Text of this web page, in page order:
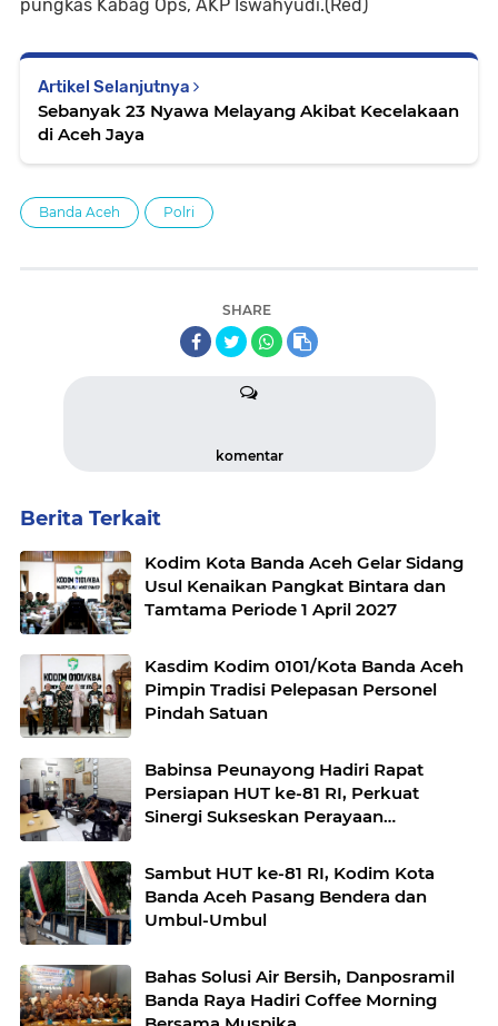
pungkas Kabag Ops, AKP Iswahyudi.(Red)
Artikel Selanjutnya
Sebanyak 23 Nyawa Melayang Akibat Kecelakaan
di Aceh Jaya
Banda Aceh Polri
SHARE
komentar
Berita Terkait
Kodim Kota Banda Aceh Gelar Sidang
Usul Kenaikan Pangkat Bintara dan
Tamtama Periode 1 April 2027
Kasdim Kodim 0101/Kota Banda Aceh
Pimpin Tradisi Pelepasan Personel
Pindah Satuan
Babinsa Peunayong Hadiri Rapat
Persiapan HUT ke-81 RI, Perkuat
Sinergi Sukseskan Perayaan
Sambut HUT ke-81 RI, Kodim Kota
Banda Aceh Pasang Bendera dan
Umbul-Umbul
Bahas Solusi Air Bersih, Danposramil
Banda Raya Hadiri Coffee Morning